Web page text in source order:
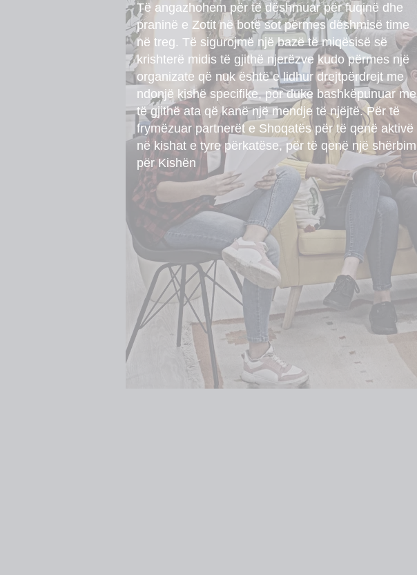
Të angazhohem për të dëshmuar për fuqinë dhe
praninë e Zotit në botë sot përmes dëshmisë time
në treg. Të sigurojmë një bazë të miqësisë së
krishterë midis të gjithë njerëzve kudo përmes një
organizate që nuk është e lidhur drejtpërdrejt me
ndonjë kishë specifike, por duke bashkëpunuar me
të gjithë ata që kanë një mendje të njëjtë. Për të
frymëzuar partnerët e Shoqatës për të qenë aktivë
në kishat e tyre përkatëse, për të qenë një shërbim
për Kishën